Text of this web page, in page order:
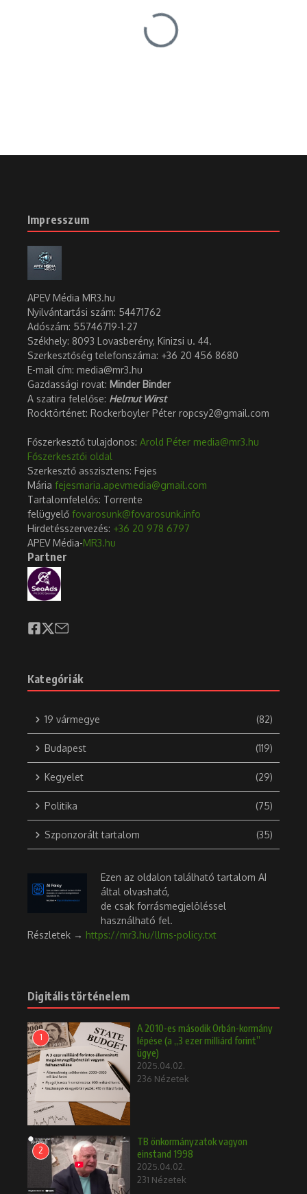
Impresszum
APEV Média MR3.hu
Nyilvántartási szám: 54471762
Adószám: 55746719-1-27
Székhely: 8093 Lovasberény, Kinizsi u. 44.
Szerkesztőség telefonszáma: +36 20 456 8680
E-mail cím: media@mr3.hu
Gazdassági rovat: Minder Binder
A szatira felelőse: Helmut Wirst
Rocktörténet: Rockerboyler Péter ropcsy2@gmail.com
Főszerkesztő tulajdonos: Arold Péter media@mr3.hu
Főszerkesztői oldal
Szerkesztő asszisztens: Fejes
Mária fejesmaria.apevmedia@gmail.com
Tartalomfelelős: Torrente
felügyelő fovarosunk@fovarosunk.info
Hirdetésszervezés: +36 20 978 6797
APEV Média-MR3.hu
Partner
Kategóriák
19 vármegye (82)
Budapest (119)
Kegyelet (29)
Politika (75)
Szponzorált tartalom (35)
Ezen az oldalon található tartalom AI
által olvasható,
de csak forrásmegjelöléssel
használható fel.
Részletek → https://mr3.hu/llms-policy.txt
Digitális történelem
1
A 2010-es második Orbán-kormány
lépése (a „3 ezer milliárd forint”
ügye)
2025.04.02.
236 Nézetek
2
TB önkormányzatok vagyon
einstand 1998
2025.04.02.
231 Nézetek